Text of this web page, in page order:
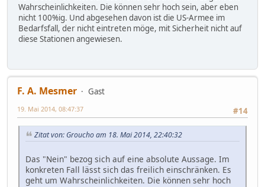
Wahrscheinlichkeiten. Die können sehr hoch sein, aber eben
nicht 100%ig. Und abgesehen davon ist die US-Armee im
Bedarfsfall, der nicht eintreten möge, mit Sicherheit nicht auf
diese Stationen angewiesen.
F. A. Mesmer
Gast
#14
19. Mai 2014, 08:47:37
Zitat von: Groucho am 18. Mai 2014, 22:40:32
Das "Nein" bezog sich auf eine absolute Aussage. Im
konkreten Fall lässt sich das freilich einschränken. Es
geht um Wahrscheinlichkeiten. Die können sehr hoch